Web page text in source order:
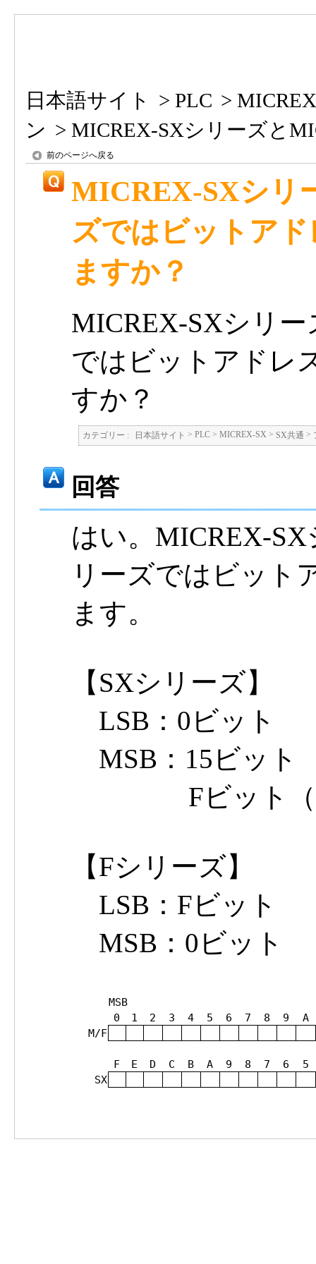
日本語サイト > PLC >
ン > MICREX-SXシリーズと
前のページへ戻る
MICREX-SXシリ
ズではビットア
ますか？
MICREX-SXシリ
ではビットアドレ
すか？
カテゴリー : 日本語サイト > PLC > MICREX-SX > SX共通 >
回答
はい。MICREX-
リーズではビット
ます。
【SXシリーズ】
LSB：0ビット
MSB：15ビット
Fビット（
【Fシリーズ】
LSB：Fビット
MSB：0ビット
MSB
0
1 2 3 4 5 6 7 8 9
A
M/F
F E D C B A 9 8 7 6
5
SX